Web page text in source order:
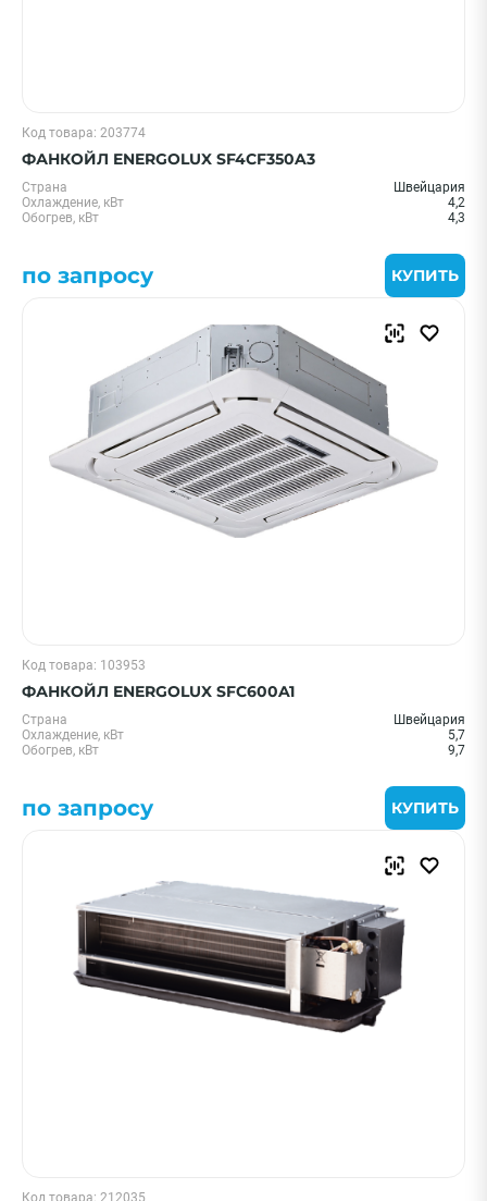
Код товара: 203774
ФАНКОЙЛ ENERGOLUX SF4CF350A3
Страна
Швейцария
Охлаждение, кВт
4,2
Обогрев, кВт
4,3
по запросу КУПИТЬ
Код товара: 103953
ФАНКОЙЛ ENERGOLUX SFC600A1
Страна
Швейцария
Охлаждение, кВт
5,7
Обогрев, кВт
9,7
по запросу КУПИТЬ
Код товара: 212035